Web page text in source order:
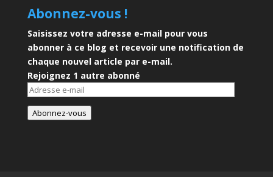
Abonnez-vous !
Saisissez votre adresse e-mail pour vous
abonner à ce blog et recevoir une notification de
chaque nouvel article par e-mail.
Rejoignez 1 autre abonné
Adresse
mail
Abonnez-vous